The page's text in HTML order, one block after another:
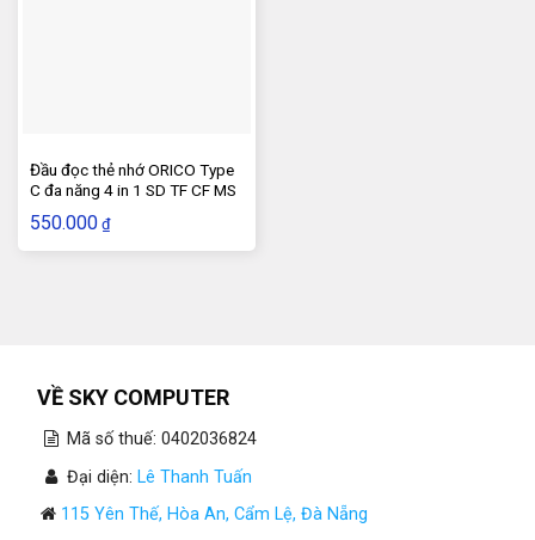
Đầu đọc thẻ nhớ ORICO Type
C đa năng 4 in 1 SD TF CF MS
550.000 ₫
VỀ SKY COMPUTER
Mã số thuế: 0402036824
Đại diện: Lê Thanh Tuấn
115 Yên Thế, Hòa An, Cẩm Lệ, Đà Nẵng